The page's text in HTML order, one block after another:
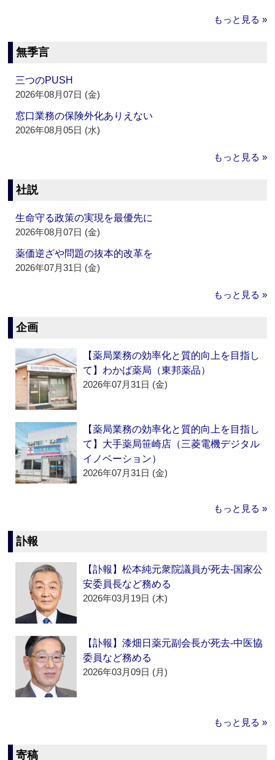
もっと見る »
無季言
三つのPUSH
2026年08月07日 (金)
窓口業務の保険外化ありえない
2026年08月05日 (水)
もっと見る »
社説
生命守る政策の実現を最優先に
2026年08月07日 (金)
薬価逆ざや問題の抜本的改革を
2026年07月31日 (金)
もっと見る »
企画
【薬局業務の効率化と質的向上を目指し
て】わかば薬局（東邦薬品）
2026年07月31日 (金)
【薬局業務の効率化と質的向上を目指し
て】大手薬局笹崎店（三菱電機デジタル
イノベーション）
2026年07月31日 (金)
もっと見る »
訃報
【訃報】松本純元衆院議員が死去‐国家公
安委員長など務める
2026年03月19日 (木)
【訃報】漆畑日薬元副会長が死去‐中医協
委員など務める
2026年03月09日 (月)
もっと見る »
寄稿